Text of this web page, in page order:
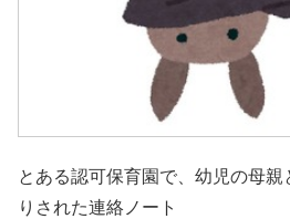
とある認可保育園で、幼児の母
りされた連絡ノート